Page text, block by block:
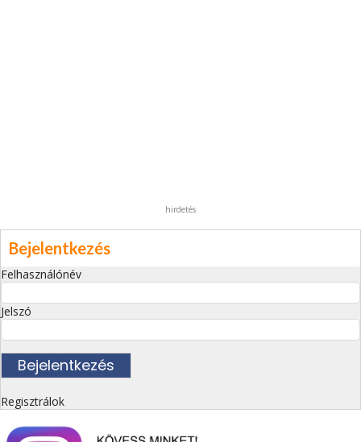
hirdetés
Bejelentkezés
Felhasználónév
Jelszó
Regisztrálok